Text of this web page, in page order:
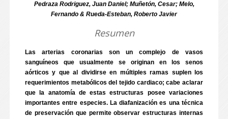
Pedraza Rodriguez, Juan Daniel; Muñetón, Cesar; Melo,
Fernando & Rueda-Esteban, Roberto Javier
Resumen
Las arterias coronarias son un complejo de vasos
sanguíneos que usualmente se originan en los senos
aórticos y que al dividirse en múltiples ramas suplen los
requerimientos metabólicos del tejido cardiaco; cabe aclarar
que la anatomía de estas estructuras posee variaciones
importantes entre especies. La diafanización es una técnica
de preservación que permite observar estructuras internas